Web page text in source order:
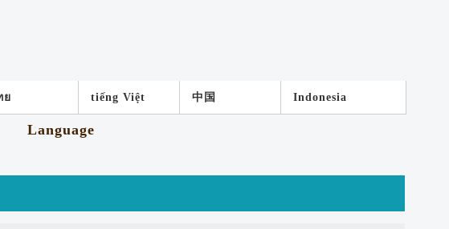
ย tiếng Việt 中国 Indonesia
Language